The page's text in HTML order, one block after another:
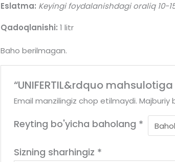
Eslatma: Keyingi foydalanishdagi oraliq 10-
Qadoqlanishi: 1 litr
Baho berilmagan.
“UNIFERTIL&rdquo
Email manzilingiz chop etilmaydi. Majburiy
Reyting bo'yicha baholang *
Sizning sharhingiz *